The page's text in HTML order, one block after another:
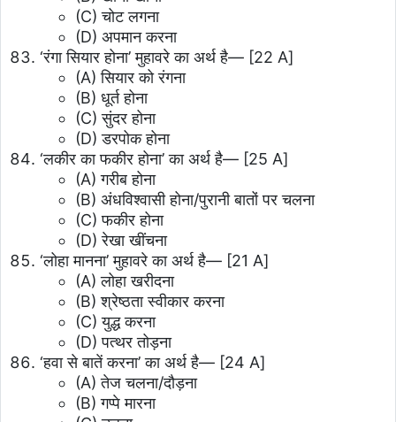
(C) चोट लगना
(D) अपमान करना
‘रंगा सियार होना’ मुहावरे का अर्थ है— [22 A]
(A) सियार को रंगना
(B) धूर्त होना
(C) सुंदर होना
(D) डरपोक होना
‘लकीर का फकीर होना’ का अर्थ है— [25 A]
(A) गरीब होना
(B) अंधविश्वासी होना/पुरानी बातों पर चलना
(C) फकीर होना
(D) रेखा खींचना
‘लोहा मानना’ मुहावरे का अर्थ है— [21 A]
(A) लोहा खरीदना
(B) श्रेष्ठता स्वीकार करना
(C) युद्ध करना
(D) पत्थर तोड़ना
‘हवा से बातें करना’ का अर्थ है— [24 A]
(A) तेज चलना/दौड़ना
(B) गप्पे मारना